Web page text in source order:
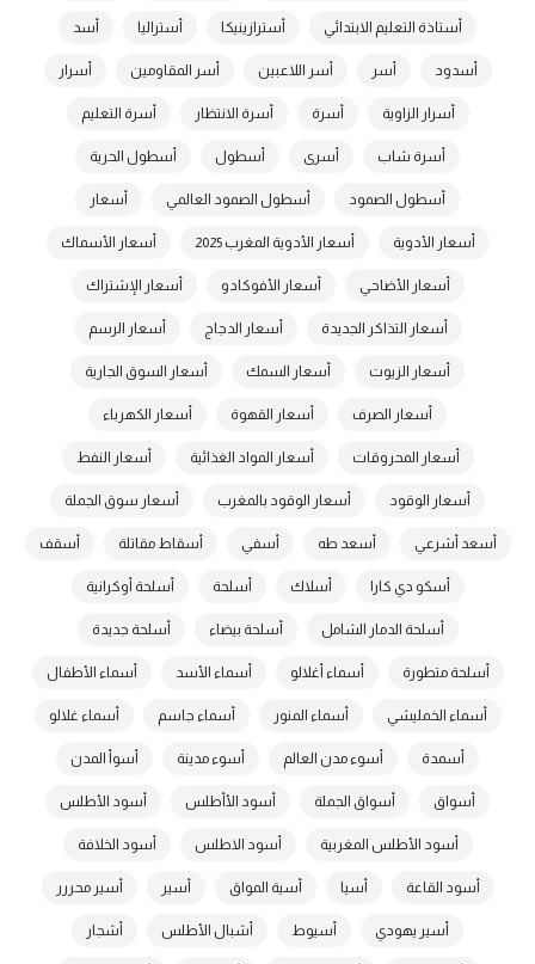
أستاذة التعليم الابتدائي أسترازينيكا أستراليا أسد
أسدود أسر أسر اللاعبين أسر المقاومين أسرار
أسرار الزاوية أسرة أسرة الانتظار أسرة التعليم
أسرة شاب أسرى أسطول أسطول الحرية
أسطول الصمود أسطول الصمود العالمي أسعار
أسعار الأدوية أسعار الأدوية المغرب 2025 أسعار الأسماك
أسعار الأضاحي أسعار الأفوكادو أسعار الإشتراك
أسعار التذاكر الجديدة أسعار الدجاج أسعار الرسم
أسعار الزيوت أسعار السمك أسعار السوق الجارية
أسعار الصرف أسعار القهوة أسعار الكهرباء
أسعار المحروقات أسعار المواد الغذائية أسعار النفط
أسعار الوقود أسعار الوقود بالمغرب أسعار سوق الجملة
أسعد أشرعي أسعد طه أسفي أسقاط مقاتلة أسقف
أسكو دي كارا أسلاك أسلحة أسلحة أوكرانية
أسلحة الدمار الشامل أسلحة بيضاء أسلحة جديدة
أسلحة متطورة أسماء أغلالو أسماء الأسد أسماء الأطفال
أسماء الخمليشي أسماء المنور أسماء جاسم أسماء غلالو
أسمدة أسوء مدن العالم أسوء مدينة أسوأ المدن
أسواق أسواق الجملة أسود الأأطلس أسود الأطلس
أسود الأطلس المغربية أسود الاطلس أسود الخلافة
أسود القاعة أسيا أسية المواق أسير أسير محررر
أسير يهودي أسيوط أشبال الأطلس أشجار